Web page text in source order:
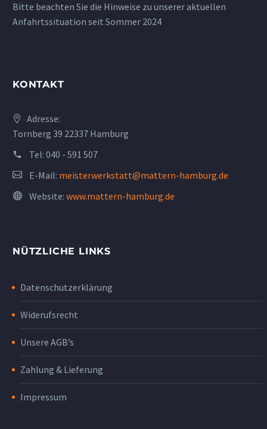
Bitte beachten Sie die Hinweise zu unserer aktuellen
Anfahrtssituation seit Sommer 2024
KONTAKT
Adresse:
Tornberg 39 22337 Hamburg
Tel: 040 - 591 507
E-Mail: meisterwerkstatt@mattern-hamburg.de
Website: www.mattern-hamburg.de
NÜTZLICHE LINKS
Datenschutzerklärung
Widerufsrecht
Unsere AGB’s
Zahlung & Lieferung
Impressum